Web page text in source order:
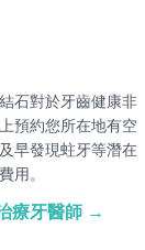
石對於牙齒健康非
預約您所在地有空
早發現蛀牙等潛在
用。
療牙醫師 →